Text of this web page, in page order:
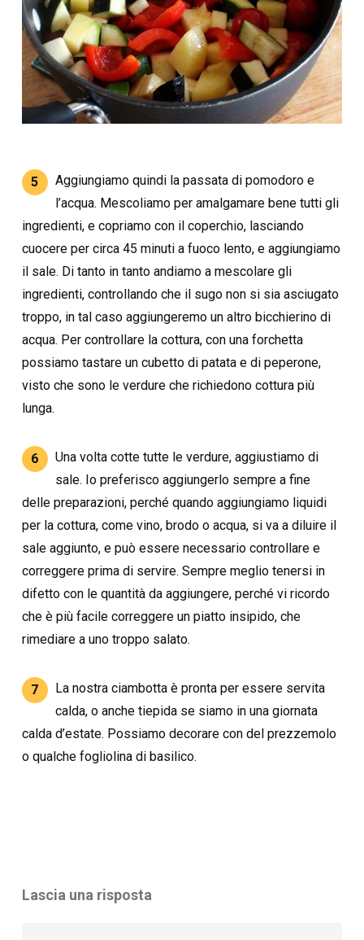
5
Aggiungiamo quindi la passata di pomodoro e
l’acqua. Mescoliamo per amalgamare bene tutti gli
ingredienti, e copriamo con il coperchio, lasciando
cuocere per circa 45 minuti a fuoco lento, e aggiungiamo
il sale. Di tanto in tanto andiamo a mescolare gli
ingredienti, controllando che il sugo non si sia asciugato
troppo, in tal caso aggiungeremo un altro bicchierino di
acqua. Per controllare la cottura, con una forchetta
possiamo tastare un cubetto di patata e di peperone,
visto che sono le verdure che richiedono cottura più
lunga.
6
Una volta cotte tutte le verdure, aggiustiamo di
sale. Io preferisco aggiungerlo sempre a fine
delle preparazioni, perché quando aggiungiamo liquidi
per la cottura, come vino, brodo o acqua, si va a diluire il
sale aggiunto, e può essere necessario controllare e
correggere prima di servire. Sempre meglio tenersi in
difetto con le quantità da aggiungere, perché vi ricordo
che è più facile correggere un piatto insipido, che
rimediare a uno troppo salato.
7
La nostra ciambotta è pronta per essere servita
calda, o anche tiepida se siamo in una giornata
calda d’estate. Possiamo decorare con del prezzemolo
o qualche fogliolina di basilico.
Lascia una risposta